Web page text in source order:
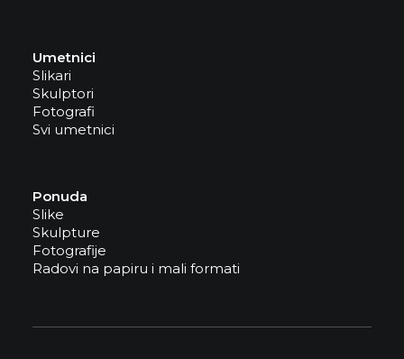
Umetnici
Slikari
Skulptori
Fotografi
Svi umetnici
Ponuda
Slike
Skulpture
Fotografije
Radovi na papiru i mali formati